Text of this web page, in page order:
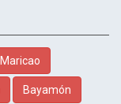
Maricao
Bayamón